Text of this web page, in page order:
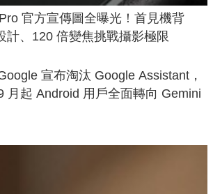
官方宣傳圖全曝光！首見機背
計、120 倍變焦挑戰攝影極限
宣布淘汰 Google Assistant，
月起 Android 用戶全面轉向 Gemini